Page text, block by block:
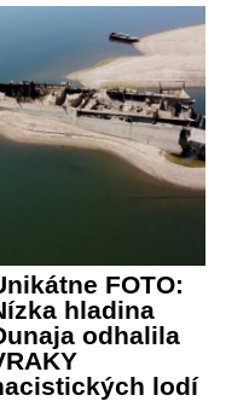
FOTO:
hladina
odhalila
lodí